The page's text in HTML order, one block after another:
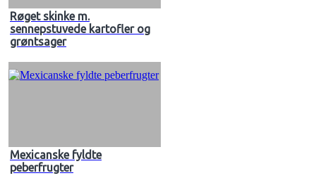
Røget skinke m.
sennepstuvede kartofler og
grøntsager
Mexicanske fyldte
peberfrugter